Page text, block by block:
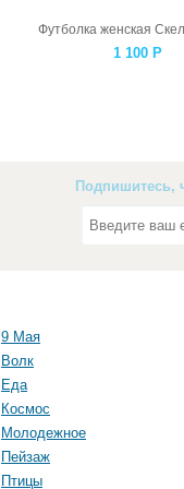
Футболка женская
1 100 Р
Подпишитесь,
9 Мая
Волк
Еда
Космос
Молодежное
Пейзаж
Птицы